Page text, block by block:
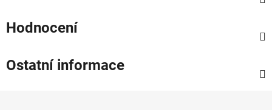
Hodnocení
Ostatní informace